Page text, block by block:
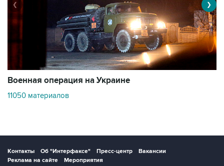
Военная операция на Украине
11050 материалов
❮ ❯
Контакты Об "Интерфаксе" Пресс-центр
Вакансии
Реклама на сайте
Мероприятия